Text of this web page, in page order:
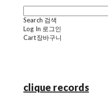
Search 검색
Log In 로그인
Cart장바구니
clique records